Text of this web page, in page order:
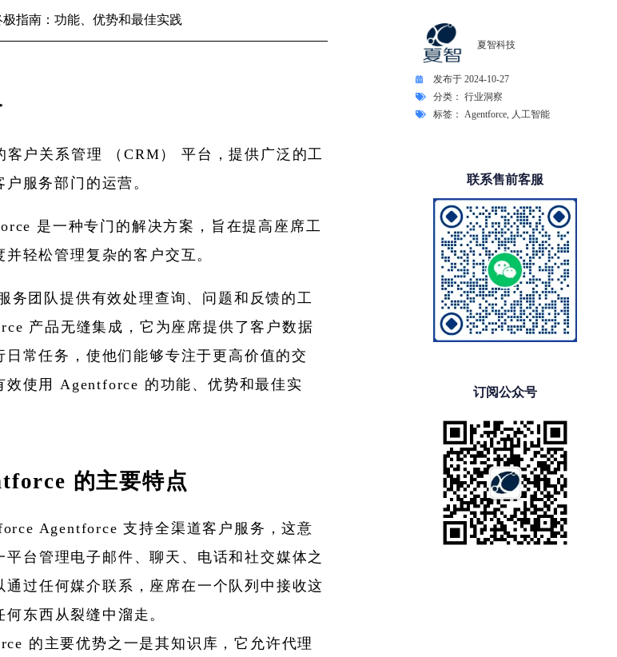
极指南：功能、优势和最佳实践
客户关系管理 （CRM） 平台，提供广泛的工
服务部门的运营。
是一种专门的解决方案，旨在提高座席工
轻松管理复杂的客户交互。
务团队提供有效处理查询、问题和反馈的工
产品无缝集成，它为座席提供了客户数据
常任务，使他们能够专注于更高价值的交
效使用 Agentforce 的功能、优势和最佳实
的主要特点
Agentforce 支持全渠道客户服务，这意
平台管理电子邮件、聊天、电话和社交媒体之
通过任何媒介联系，座席在一个队列中接收这
东西从裂缝中溜走。
的主要优势之一是其知识库，它允许代理
夏智科技
发布于 2024-10-27
分类： 行业洞察
标签： Agentforce, 人工智能
联系售前客服
订阅公众号